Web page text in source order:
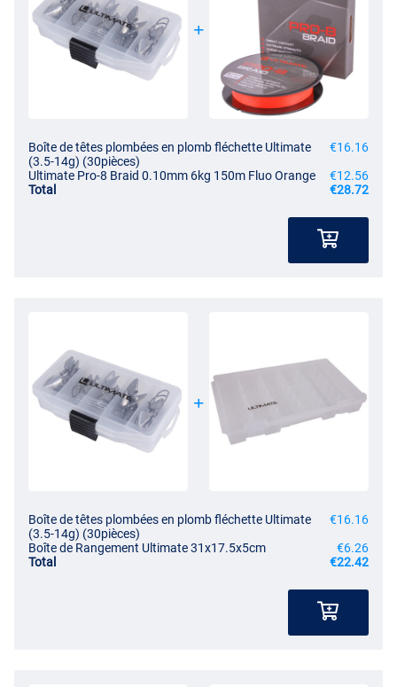
Boîte de têtes plombées en plomb fléchette Ultimate
(3.5-14g) (30pièces)
€16.16
Ultimate Pro-8 Braid 0.10mm 6kg 150m Fluo Orange
€12.56
Total
€28.72
Boîte de têtes plombées en plomb fléchette Ultimate
(3.5-14g) (30pièces)
€16.16
Boîte de Rangement Ultimate 31x17.5x5cm
€6.26
Total
€22.42